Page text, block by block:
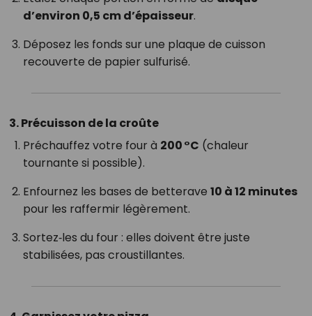
d’environ 0,5 cm d’épaisseur.
Déposez les fonds sur une plaque de cuisson
recouverte de papier sulfurisé.
3. Précuisson de la croûte
Préchauffez votre four à 200 °C (chaleur
tournante si possible).
Enfournez les bases de betterave 10 à 12 minutes
pour les raffermir légèrement.
Sortez‑les du four : elles doivent être juste
stabilisées, pas croustillantes.